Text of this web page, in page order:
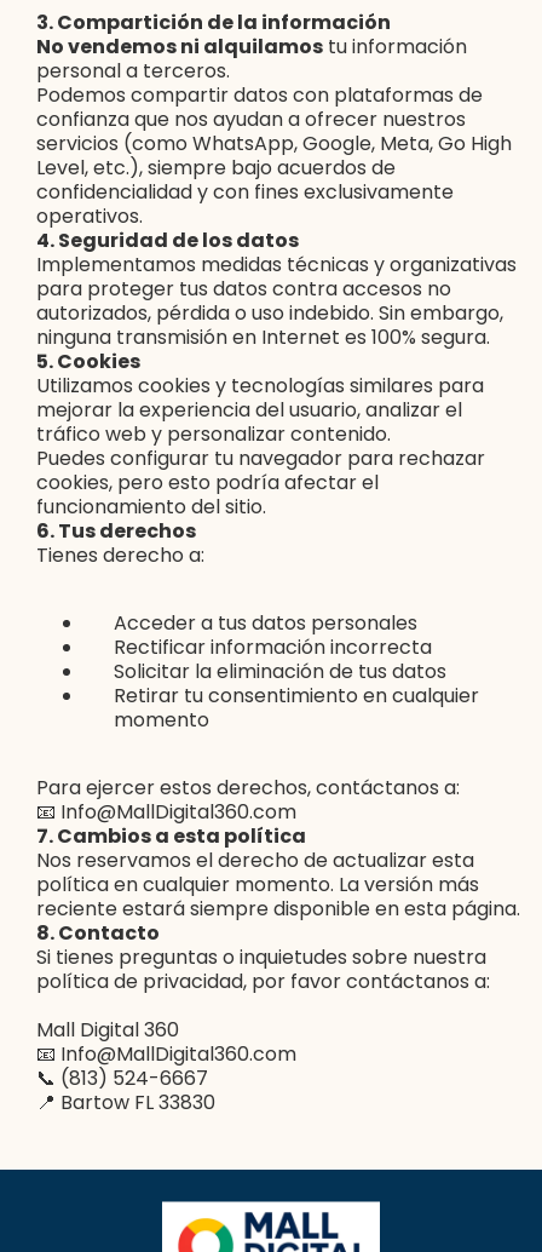
3. Compartición de la información
No vendemos ni alquilamos tu información
personal a terceros.
Podemos compartir datos con plataformas de
confianza que nos ayudan a ofrecer nuestros
servicios (como WhatsApp, Google, Meta, Go High
Level, etc.), siempre bajo acuerdos de
confidencialidad y con fines exclusivamente
operativos.
4. Seguridad de los datos
Implementamos medidas técnicas y organizativas
para proteger tus datos contra accesos no
autorizados, pérdida o uso indebido. Sin embargo,
ninguna transmisión en Internet es 100% segura.
5. Cookies
Utilizamos cookies y tecnologías similares para
mejorar la experiencia del usuario, analizar el
tráfico web y personalizar contenido.
Puedes configurar tu navegador para rechazar
cookies, pero esto podría afectar el
funcionamiento del sitio.
6. Tus derechos
Tienes derecho a:
Acceder a tus datos personales
Rectificar información incorrecta
Solicitar la eliminación de tus datos
Retirar tu consentimiento en cualquier
momento
Para ejercer estos derechos, contáctanos a:
📧 Info@MallDigital360.com
7. Cambios a esta política
Nos reservamos el derecho de actualizar esta
política en cualquier momento. La versión más
reciente estará siempre disponible en esta página.
8. Contacto
Si tienes preguntas o inquietudes sobre nuestra
política de privacidad, por favor contáctanos a:
Mall Digital 360
📧 Info@MallDigital360.com
📞 (813) 524-6667
📍 Bartow FL 33830